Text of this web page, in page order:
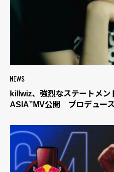
NEWS
killwiz、強烈なステートメン
ASIA”MV公開 プロデュー